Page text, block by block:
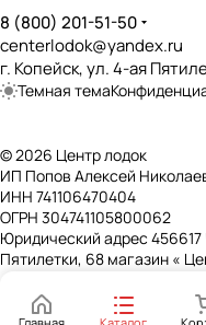
8 (800) 201-51-50
centerlodok@yandex.ru
г. Копейск, ул. 4-ая
Темная тема
© 2026 Центр лодок
ИП Попов Алексей
ИНН 741106470404
ОГРН 304741105800062
Юридический адрес 456617
Пятилетки, 68 магазин «